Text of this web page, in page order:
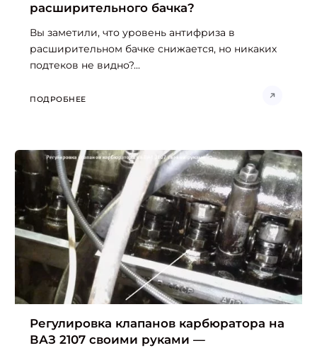
расширительного бачка?
Вы заметили, что уровень антифриза в
расширительном бачке снижается, но никаких
подтеков не видно?...
ПОДРОБНЕЕ
Регулировка клапанов карбюратора на
ВАЗ 2107 своими руками —